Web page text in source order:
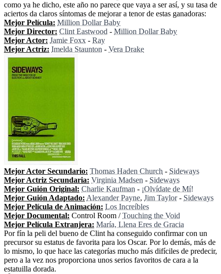
como ya he dicho, este año no parece que vaya a ser así, y su tasa de
aciertos da claros síntomas de mejorar a tenor de estas ganadoras:
Mejor Película: Million Dollar Baby
Mejor Director: Clint Eastwood - Million Dollar Baby
Mejor Actor: Jamie Foxx - Ray
Mejor Actriz: Imelda Staunton - Vera Drake
Mejor Actor Secundario: Thomas Haden Church - Sideways
Mejor Actriz Secundaria: Virginia Madsen - Sideways
Mejor Guión Original: Charlie Kaufman - ¡Olvídate de Mí!
Mejor Guión Adaptado: Alexander Payne, Jim Taylor- Sideways
Mejor Película de Animación: Los Increíbles
Mejor Documental: Control Room /Touching the Void
Mejor Película Extranjera: María, Llena Eres de Gracia
Por fín la peli del bueno de Clint ha conseguido confirmar con un
precursor su estatus de favorita para los Oscar. Por lo demás, más de
lo mismo, lo que hace las categorías mucho más difíciles de predecir,
pero a la vez nos proporciona unos serios favoritos de cara a la
estatuilla dorada.